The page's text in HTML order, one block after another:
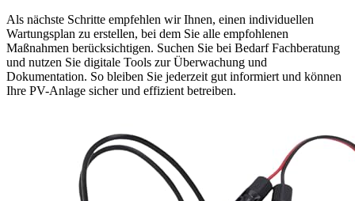
Als nächste Schritte empfehlen wir Ihnen, einen individuellen
Wartungsplan zu erstellen, bei dem Sie alle empfohlenen
Maßnahmen berücksichtigen. Suchen Sie bei Bedarf Fachberatung
und nutzen Sie digitale Tools zur Überwachung und
Dokumentation. So bleiben Sie jederzeit gut informiert und können
Ihre PV-Anlage sicher und effizient betreiben.